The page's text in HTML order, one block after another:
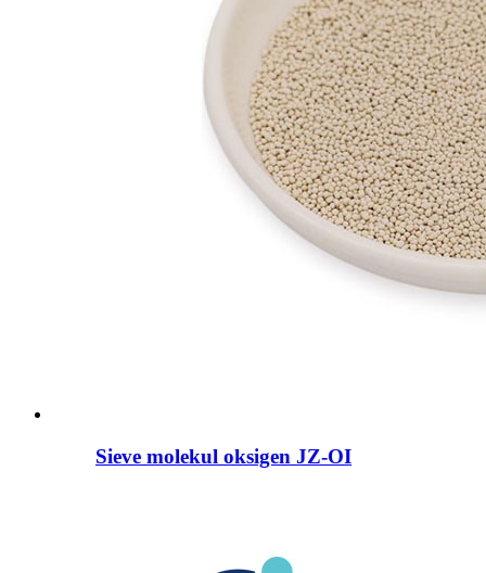
Sieve molekul oksigen JZ-OI